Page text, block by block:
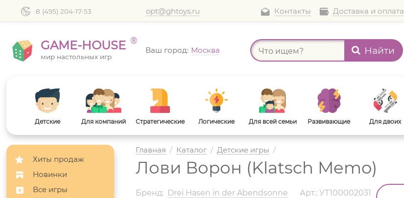
8 (495) 204-17-53 opt@ghtoys.ru Контакты Доставка и оплата
GAME-HOUSE ®
мир настольных игр
Ваш город: Москва Найти
Детские Для компаний Стратегические Логические Для всей семьи Развивающие Для двоих
Для взрослых
Хиты продаж
Новинки
Все игры
Главная / Каталог / Детские игры /
Лови Ворон (Klatsch Memo)
Бренд: Drei Hasen in der Abendsonne Арт.: УТ100002031